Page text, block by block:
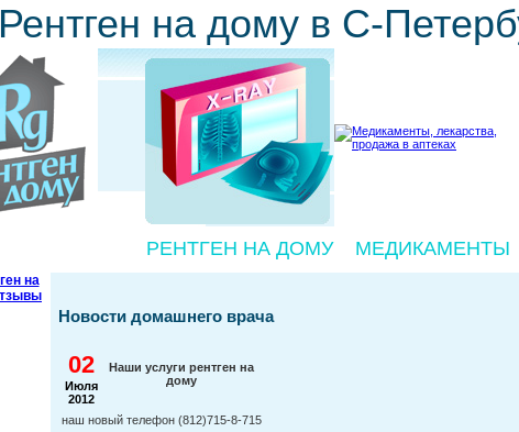
Рентген на дому в С-
РЕНТГЕН НА ДОМУ МЕДИКАМЕНТЫ
на
Новости домашнего врача
02
Июля
2012
Наши услуги рентген на
дому
наш новый телефон (812)715-8-715